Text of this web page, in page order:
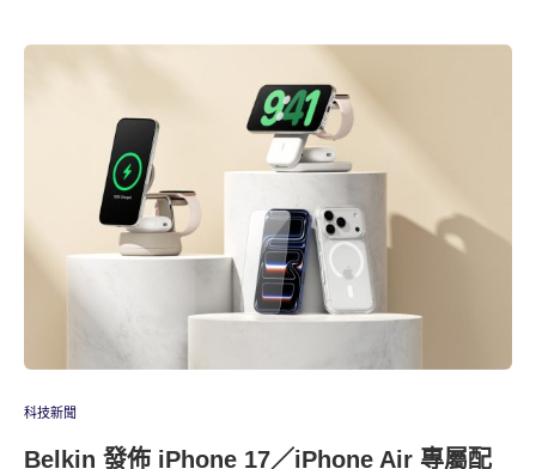
科技新聞
Belkin 發佈 iPhone 17／iPhone Air 專屬配